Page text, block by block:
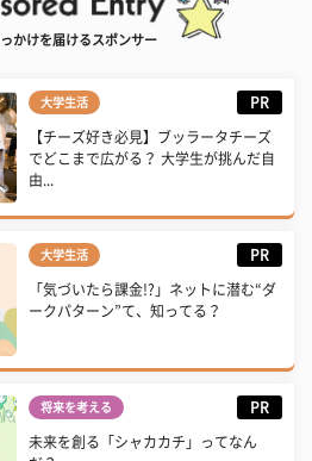
かけを届けるスポンサー
大学生活 PR
【チーズ好き必見】ブッラータチーズ
でどこまで広がる？ 大学生が挑んだ自
由...
大学生活 PR
「気づいたら課金!?」ネットに潜む“ダ
ークパターン”て、知ってる？
将来を考える PR
未来を創る「シャカカチ」ってなん